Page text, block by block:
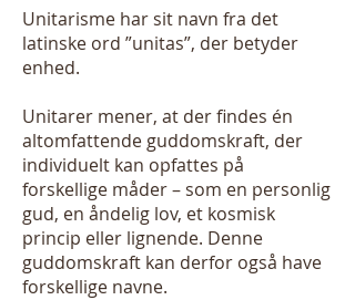
Unitarisme har sit navn fra det
latinske ord ”unitas”, der betyder
enhed.
Unitarer mener, at der findes én
altomfattende guddomskraft, der
individuelt kan opfattes på
forskellige måder – som en personlig
gud, en åndelig lov, et kosmisk
princip eller lignende. Denne
guddomskraft kan derfor også have
forskellige navne.